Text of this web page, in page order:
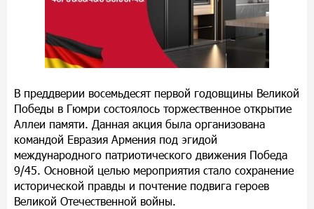
В преддверии восемьдесят первой годовщины Великой
Победы в Гюмри состоялось торжественное открытие
Аллеи памяти. Данная акция была организована
командой Евразия Армения под эгидой
международного патриотического движения Победа
9/45. Основной целью мероприятия стало сохранение
исторической правды и почтение подвига героев
Великой Отечественной войны.